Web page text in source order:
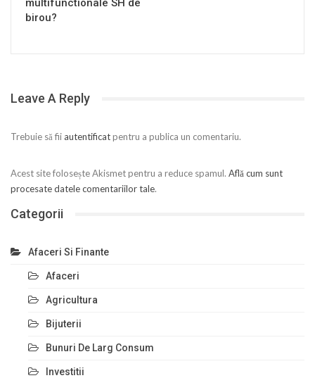
multifunctionale SH de
birou?
Leave A Reply
Trebuie să fii autentificatpentru a publica un comentariu.
Acest site folosește Akismet pentru a reduce spamul. Află cum sunt
procesate datele comentariilor tale.
Categorii
Afaceri Si Finante
Afaceri
Agricultura
Bijuterii
Bunuri De Larg Consum
Investitii